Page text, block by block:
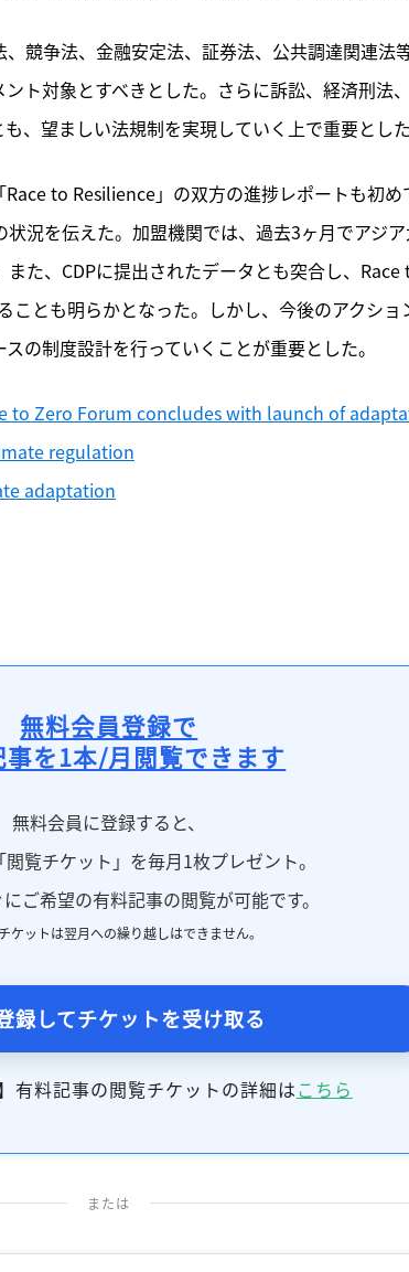
競争法、金融安定法、証券法、公共調達関連法
ト対象とすべきとした。さらに訴訟、経済刑法
、望ましい法規制を実現していく上で重要とした
to Resilience」の双方の進捗レポートも初め
況を伝えた。加盟機関では、過去3ヶ月でアジ
た、CDPに提出されたデータとも突合し、
とも明らかとなった。しかし、今後のアクショ
の制度設計を行っていくことが重要とした。
to Zero Forum concludes with launch of
regulation
adaptation
無料会員登録で
事を1本/月閲覧できます
無料会員に登録すると、
覧チケット」を毎月1枚プレゼント。
ご希望の有料記事の閲覧が可能です。
ケットは翌月への繰り越しはできません。
録してチケットを受け取る
有料記事の閲覧チケットの詳細はこちら
または